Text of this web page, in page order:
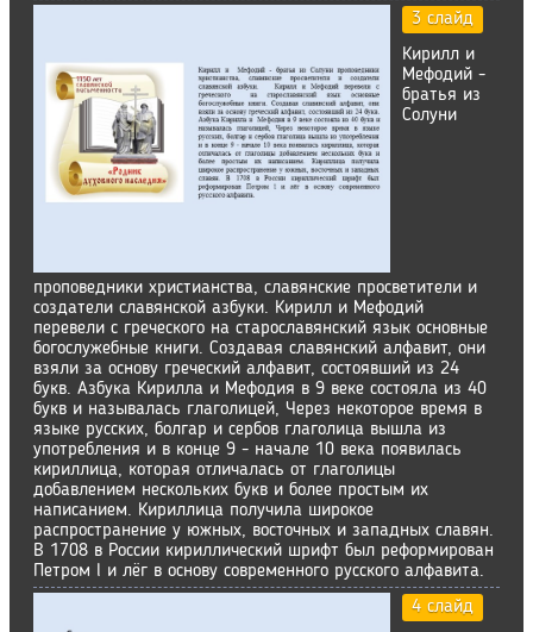
3 слайд
Кирилл и
Мефодий -
братья из
Солуни
проповедники христианства, славянские просветители и
создатели славянской азбуки. Кирилл и Мефодий
перевели с греческого на старославянский язык основные
богослужебные книги. Создавая славянский алфавит, они
взяли за основу греческий алфавит, состоявший из 24
букв. Азбука Кирилла и Мефодия в 9 веке состояла из 40
букв и называлась глаголицей, Через некоторое время в
языке русских, болгар и сербов глаголица вышла из
употребления и в конце 9 - начале 10 века появилась
кириллица, которая отличалась от глаголицы
добавлением нескольких букв и более простым их
написанием. Кириллица получила широкое
распространение у южных, восточных и западных славян.
В 1708 в России кириллический шрифт был реформирован
Петром l и лёг в основу современного русского алфавита.
4 слайд